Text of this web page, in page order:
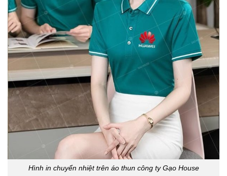
Hình in chuyển nhiệt trên áo thun công ty Gạo House